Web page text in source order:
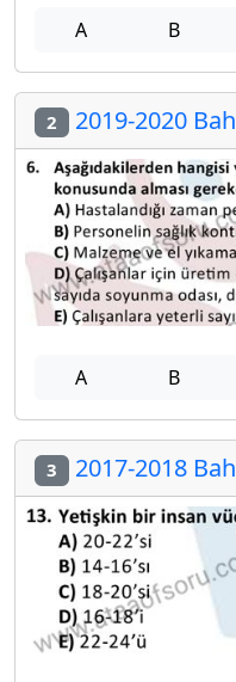
A B
2 2019-2020
A B
3 2017-2018